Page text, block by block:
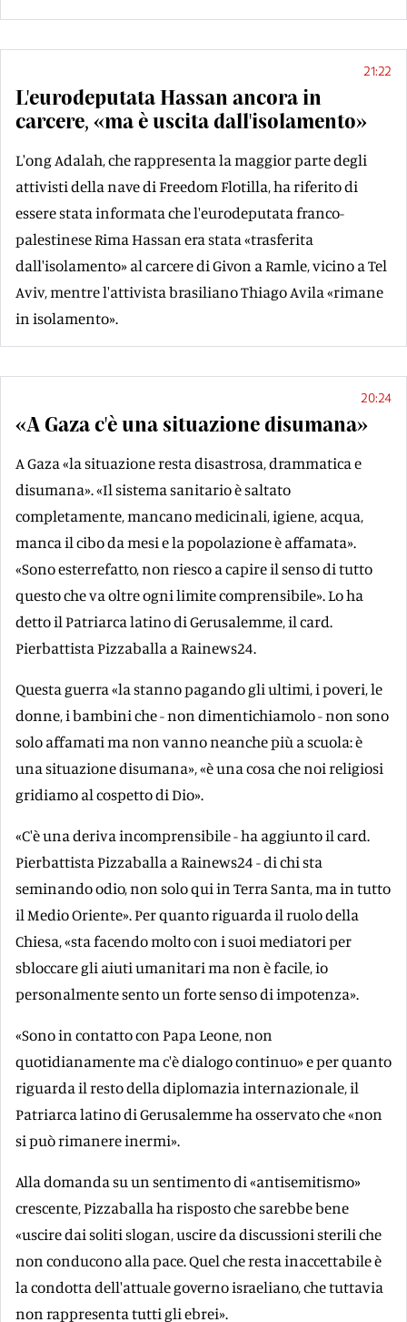
21:22
L'eurodeputata Hassan ancora in
carcere, «ma è uscita dall'isolamento»
L'ong Adalah, che rappresenta la maggior parte degli
attivisti della nave di Freedom Flotilla, ha riferito di
essere stata informata che l'eurodeputata franco-
palestinese Rima Hassan era stata «trasferita
dall'isolamento» al carcere di Givon a Ramle, vicino a Tel
Aviv, mentre l'attivista brasiliano Thiago Avila «rimane
in isolamento».
20:24
«A Gaza c'è una situazione disumana»
A Gaza «la situazione resta disastrosa, drammatica e
disumana». «Il sistema sanitario è saltato
completamente, mancano medicinali, igiene, acqua,
manca il cibo da mesi e la popolazione è affamata».
«Sono esterrefatto, non riesco a capire il senso di tutto
questo che va oltre ogni limite comprensibile». Lo ha
detto il Patriarca latino di Gerusalemme, il card.
Pierbattista Pizzaballa a Rainews24.
Questa guerra «la stanno pagando gli ultimi, i poveri, le
donne, i bambini che - non dimentichiamolo - non sono
solo affamati ma non vanno neanche più a scuola: è
una situazione disumana», «è una cosa che noi religiosi
gridiamo al cospetto di Dio».
«C'è una deriva incomprensibile - ha aggiunto il card.
Pierbattista Pizzaballa a Rainews24 - di chi sta
seminando odio, non solo qui in Terra Santa, ma in tutto
il Medio Oriente». Per quanto riguarda il ruolo della
Chiesa, «sta facendo molto con i suoi mediatori per
sbloccare gli aiuti umanitari ma non è facile, io
personalmente sento un forte senso di impotenza».
«Sono in contatto con Papa Leone, non
quotidianamente ma c'è dialogo continuo» e per quanto
riguarda il resto della diplomazia internazionale, il
Patriarca latino di Gerusalemme ha osservato che «non
si può rimanere inermi».
Alla domanda su un sentimento di «antisemitismo»
crescente, Pizzaballa ha risposto che sarebbe bene
«uscire dai soliti slogan, uscire da discussioni sterili che
non conducono alla pace. Quel che resta inaccettabile è
la condotta dell'attuale governo israeliano, che tuttavia
non rappresenta tutti gli ebrei».